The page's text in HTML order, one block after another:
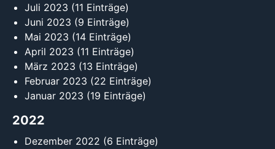
Juli 2023 (11 Einträge)
Juni 2023 (9 Einträge)
Mai 2023 (14 Einträge)
April 2023 (11 Einträge)
März 2023 (13 Einträge)
Februar 2023 (22 Einträge)
Januar 2023 (19 Einträge)
2022
Dezember 2022 (6 Einträge)